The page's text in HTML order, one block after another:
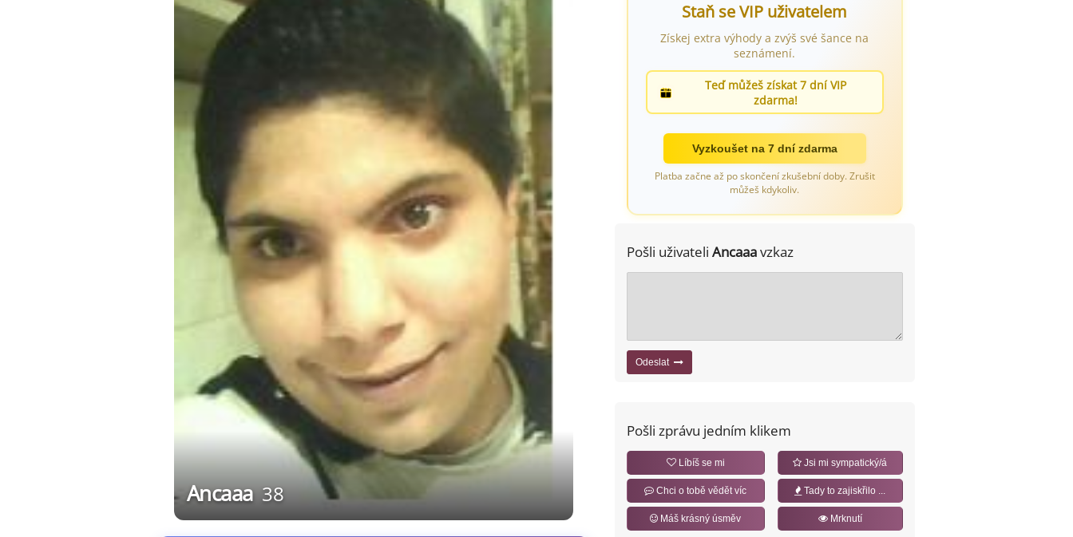
Ancaaa 38
Staň se VIP uživatelem
Získej extra výhody a zvýš své šance na
seznámení.
Teď můžeš získat 7 dní VIP
zdarma!
Vyzkoušet na 7 dní zdarma
Platba začne až po skončení zkušební doby. Zrušit
můžeš kdykoliv.
Pošli uživateli Ancaaavzkaz
Odeslat
Pošli zprávu jedním klikem
Líbíš se mi Jsi mi sympatický/á
Chci o tobě vědět víc Tady to zajiskřilo ...
Máš krásný úsměv Mrknutí